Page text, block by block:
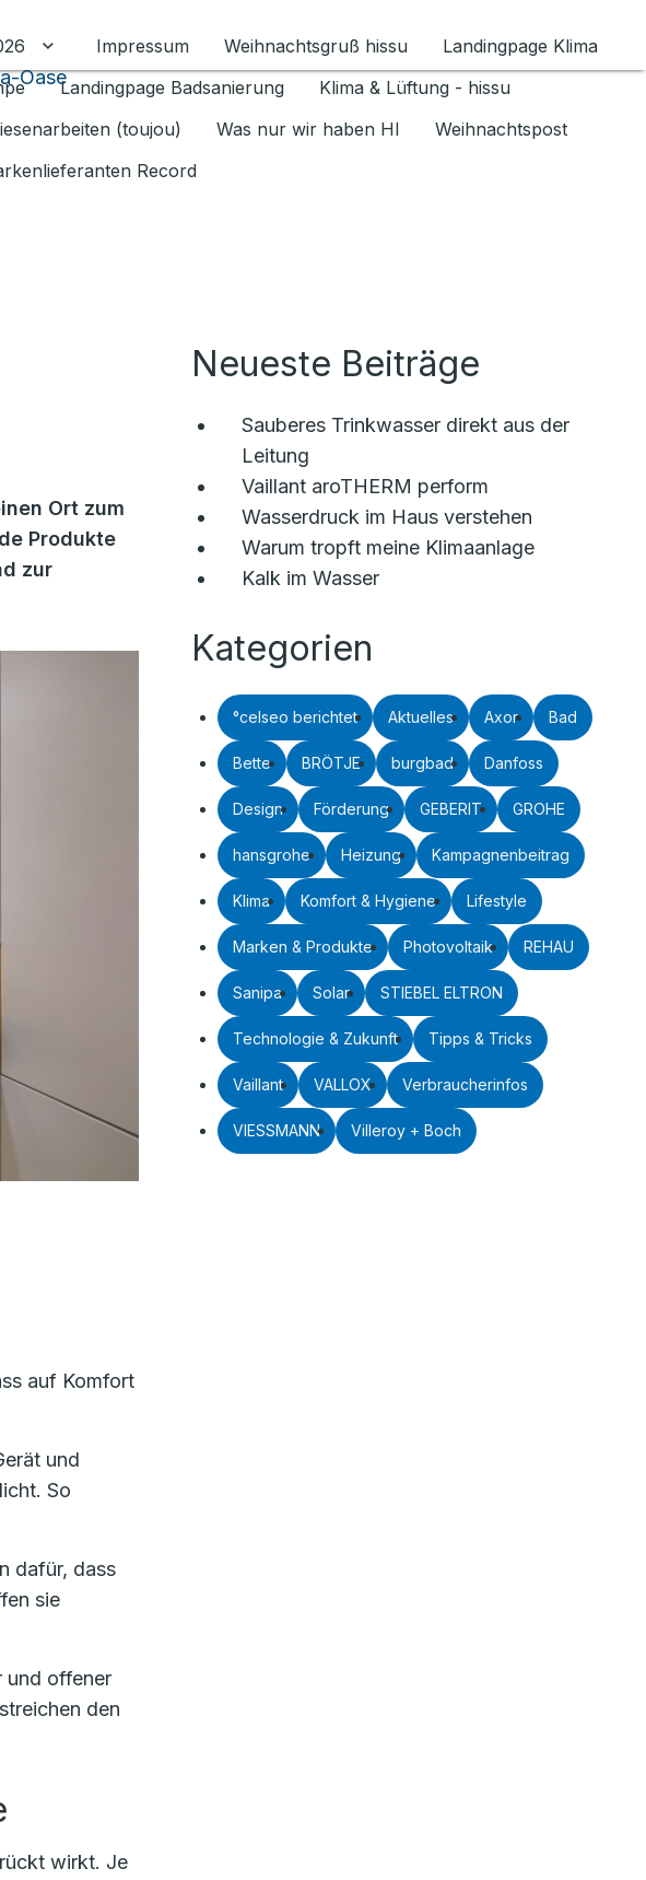
umschalten
Untermenü für Datenschutz 1.6.2026 umschalten
Impressum Weihnachtsgruß hissu
Landingpage Klima
Landingpage Badsanierung
Klima & Lüftung - hissu
(toujou) Was nur wir haben HI
Weihnachtspost
Record
Oase
Ort zum
Produkte
zur
auf Komfort
und
So
dafür, dass
sie
und offener
den
wirkt. Je
Neueste Beiträge
Sauberes Trinkwasser direkt aus der
Leitung
Vaillant aroTHERM perform
Wasserdruck im Haus verstehen
Warum tropft meine Klimaanlage
Kalk im Wasser
Kategorien
°celseo berichtet Aktuelles Axor Bad
Bette BRÖTJE burgbad Danfoss
Design Förderung GEBERIT GROHE
hansgrohe Heizung Kampagnenbeitrag
Klima Komfort & Hygiene Lifestyle
Marken & Produkte Photovoltaik REHAU
Sanipa Solar STIEBEL ELTRON
Technologie & Zukunft Tipps & Tricks
Vaillant VALLOX Verbraucherinfos
VIESSMANN Villeroy + Boch